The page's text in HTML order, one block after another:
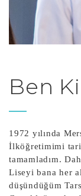
Ben
1972 yılında
İlköğretimimi
tamamladım.
Liseyi bana her
düşündüğüm